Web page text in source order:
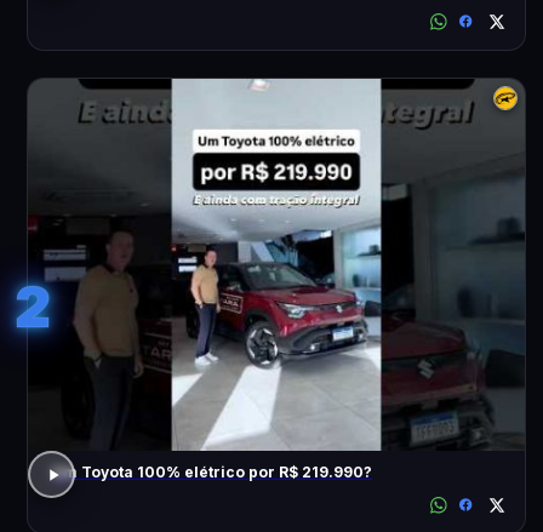
2
Um Toyota 100% elétrico por R$ 219.990?